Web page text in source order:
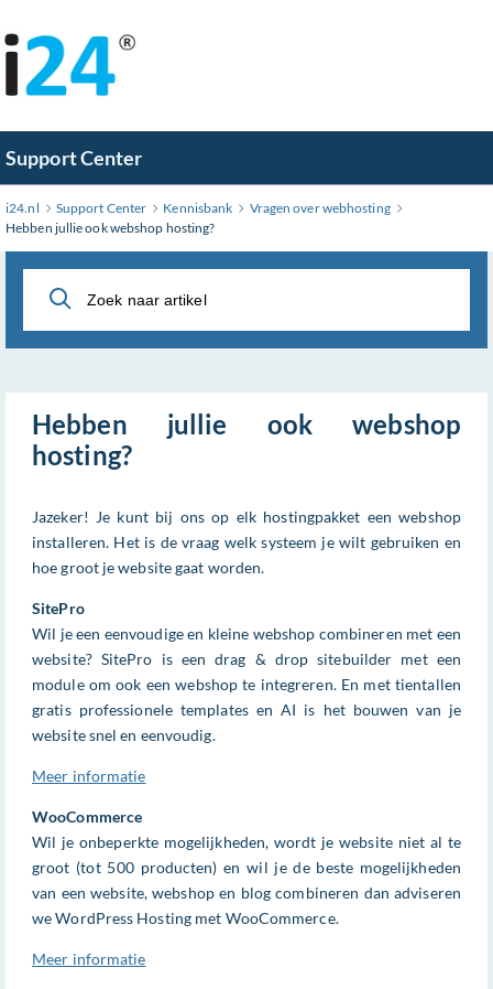
naar
hoofdinhoud
Support Center
i24.nl Support Center Kennisbank
Vragen over webhosting
Hebben jullie ook webshop hosting?
Hebben jullie ook webshop
hosting?
Jazeker! Je kunt bij ons op elk hostingpakket een webshop
installeren. Het is de vraag welk systeem je wilt gebruiken en
hoe groot je website gaat worden.
SitePro
Wil je een eenvoudige en kleine webshop combineren met een
website? SitePro is een drag & drop sitebuilder met een
module om ook een webshop te integreren. En met tientallen
gratis professionele templates en AI is het bouwen van je
website snel en eenvoudig.
Meer informatie
WooCommerce
Wil je onbeperkte mogelijkheden, wordt je website niet al te
groot (tot 500 producten) en wil je de beste mogelijkheden
van een website, webshop en blog combineren dan adviseren
we WordPress Hosting met WooCommerce.
Meer informatie